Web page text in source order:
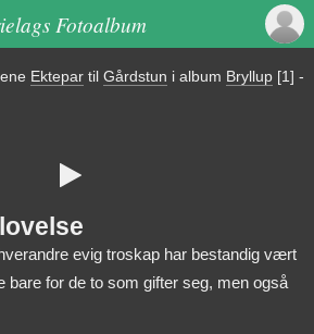
Fotoalbum
Ektepar til Gårdstun i album Bryllup [1] -

evig troskap har bestandig vært
bare for de to som gifter seg, men også